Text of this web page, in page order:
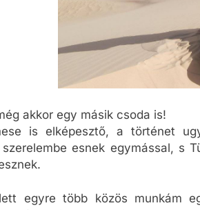
akkor egy másik csoda is!
is elképesztő, a történet
szerelembe esnek egymással, s
egyre több közös munkám